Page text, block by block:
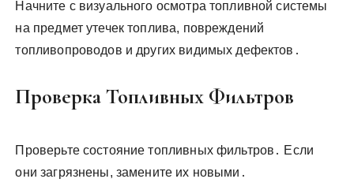
Начните с визуального осмотра топливной системы
на предмет утечек топлива, повреждений
топливопроводов и других видимых дефектов․
Проверка Топливных Фильтров
Проверьте состояние топливных фильтров․ Если
они загрязнены, замените их новыми․